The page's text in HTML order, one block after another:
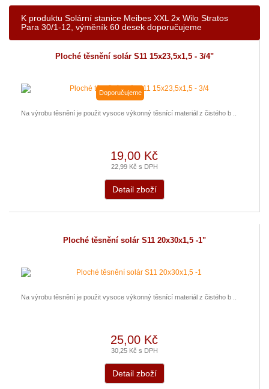
K produktu Solární stanice Meibes XXL 2x Wilo Stratos
Para 30/1-12, výměník 60 desek doporučujeme
Ploché těsnění solár S11 15x23,5x1,5 - 3/4"
Doporučujeme
Na výrobu těsnění je použit vysoce výkonný těsnící materiál z čistého b ..
19,00 Kč
22,99 Kč s DPH
Detail zboží
Ploché těsnění solár S11 20x30x1,5 -1"
Na výrobu těsnění je použit vysoce výkonný těsnící materiál z čistého b ..
25,00 Kč
30,25 Kč s DPH
Detail zboží